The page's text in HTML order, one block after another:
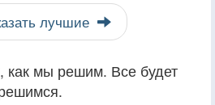
лучшие
как мы решим. Все будет